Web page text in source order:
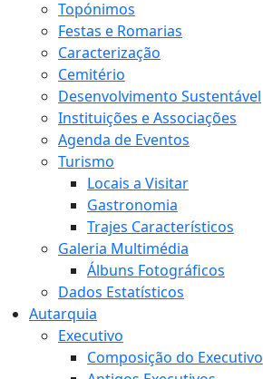
Topónimos
Festas e Romarias
Caracterização
Cemitério
Desenvolvimento Sustentável
Instituições e Associações
Agenda de Eventos
Turismo
Locais a Visitar
Gastronomia
Trajes Característicos
Galeria Multimédia
Álbuns Fotográficos
Dados Estatísticos
Autarquia
Executivo
Composição do Executivo